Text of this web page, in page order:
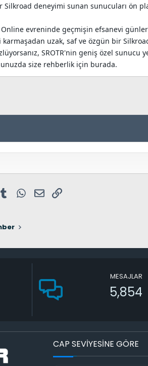
Silkroad deneyimi sunan sunucuları ön
evreninde geçmişin efsanevi
uzak, saf ve özgün bir
SROTR'nin geniş özel
size rehberlik için burada.
Tumblr WhatsApp
E-postaLink
MESAJLAR
5,854
CAP SEVİYESİNE GÖRE